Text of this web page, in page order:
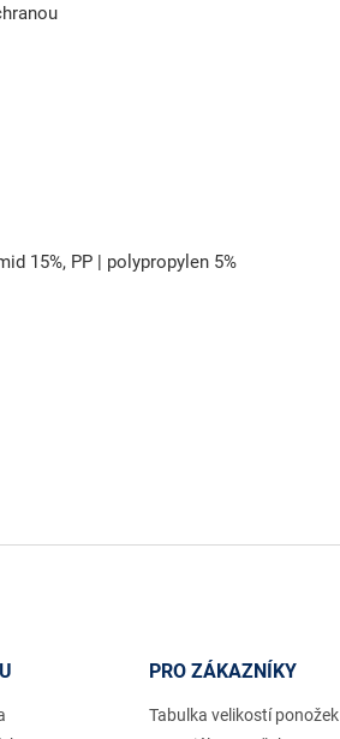
15%, PP | polypropylen 5%
PRO ZÁKAZNÍKY
Tabulka velikostí ponožek